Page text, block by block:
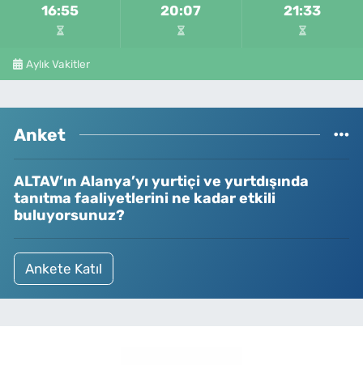
16:55 20:07 21:33
Aylık Vakitler
Anket
ALTAV’ın Alanya’yı yurtiçi ve yurtdışında
tanıtma faaliyetlerini ne kadar etkili
buluyorsunuz?
Ankete Katıl